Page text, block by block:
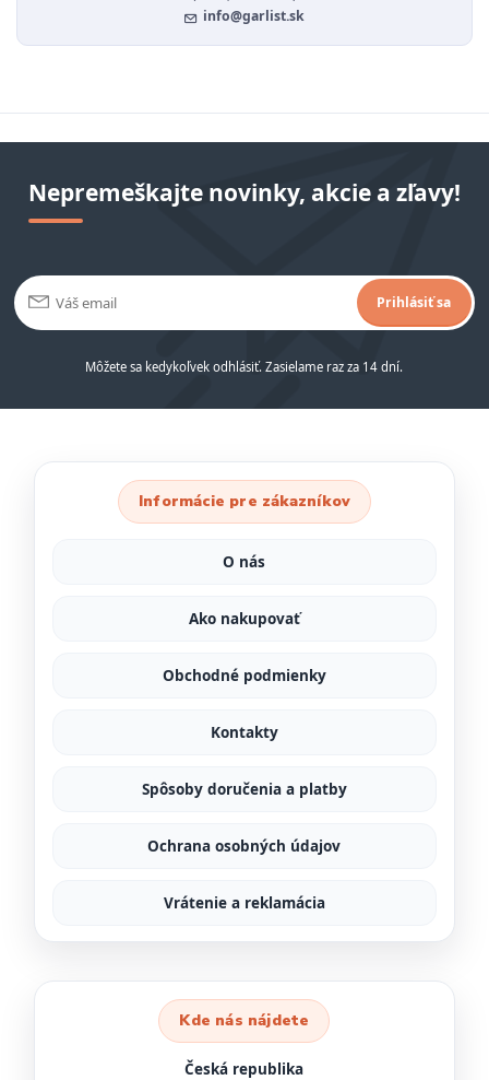
info@garlist.sk
Nepremeškajte novinky, akcie a zľavy!
Prihlásiť sa
Môžete sa kedykoľvek odhlásiť. Zasielame raz za 14 dní.
Informácie pre zákazníkov
O nás
Ako nakupovať
Obchodné podmienky
Kontakty
Spôsoby doručenia a platby
Ochrana osobných údajov
Vrátenie a reklamácia
Kde nás nájdete
Česká republika